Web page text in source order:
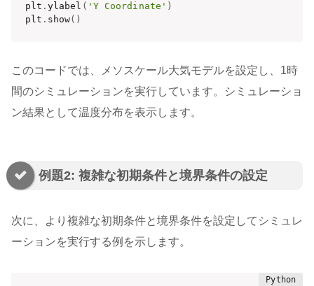
plt . ylabel ( 'Y Coordinate' )
plt . show( )
このコードでは、メソスケール大気モデルを設定し、1時
間のシミュレーションを実行しています。シミュレーショ
ン結果として温度分布を表示します。
例題2: 複雑な初期条件と境界条件の設定
次に、より複雑な初期条件と境界条件を設定してシミュレ
ーションを実行する例を示します。